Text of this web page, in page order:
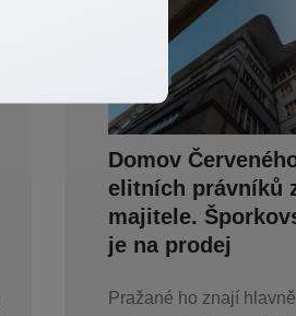
Domov
elitních právníků
majitele.
je na prodej
Pražané ho znají